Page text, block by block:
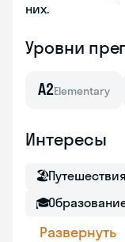
них.
Уровни
A2Elementary
Интересы
🏖Путешествия
🎓
Развернуть